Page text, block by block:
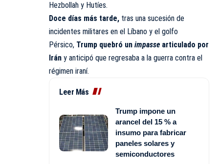
Hezbollah y Hutíes.
Doce días más tarde, tras una sucesión de
incidentes militares en el Líbano y el golfo
Pérsico, Trump quebró un impasse articulado por
Irán y anticipó que regresaba a la guerra contra el
régimen iraní.
Leer Más
Trump impone un
arancel del 15 % a
insumo para fabricar
paneles solares y
semiconductores